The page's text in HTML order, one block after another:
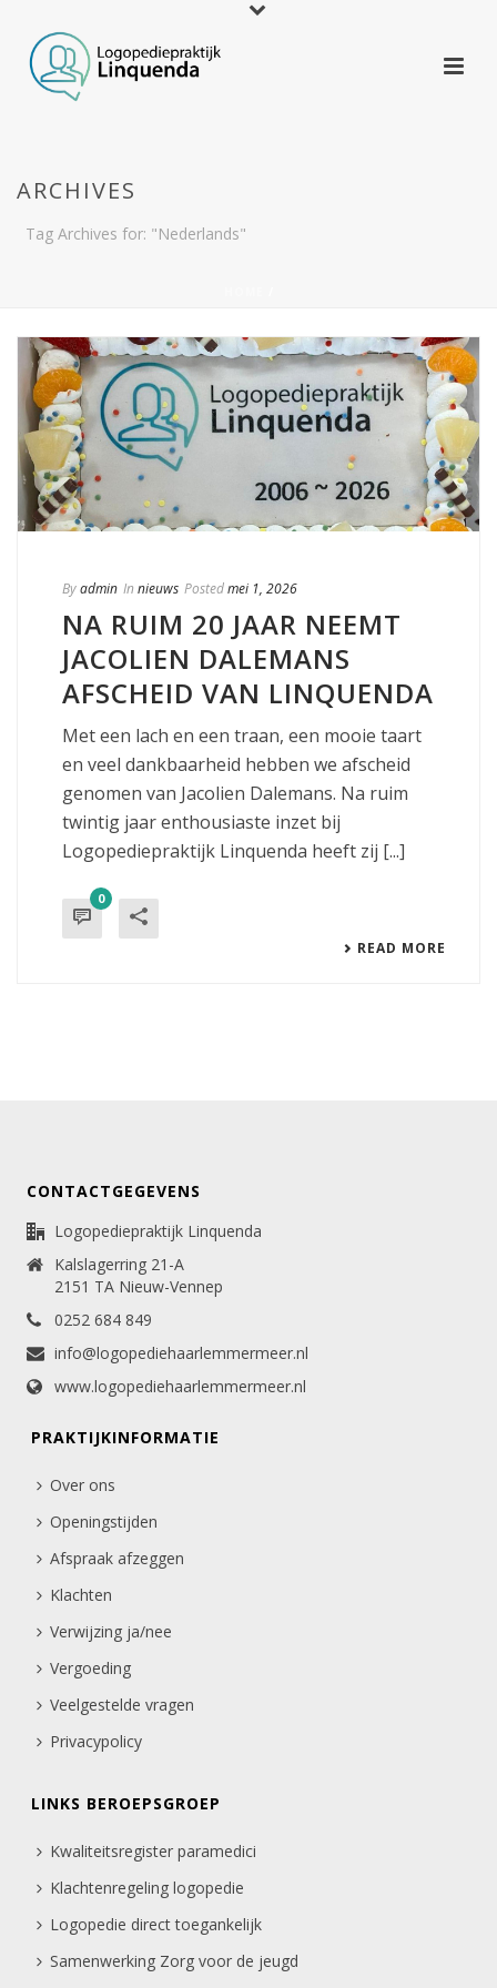
ARCHIVES
Tag Archives for: "Nederlands"
Byadmin In nieuws Postedmei 1, 2026
NA RUIM 20 JAAR NEEMT
JACOLIEN DALEMANS
AFSCHEID VAN LINQUENDA
Met een lach en een traan, een mooie taart
en veel dankbaarheid hebben we afscheid
genomen van Jacolien Dalemans. Na ruim
twintig jaar enthousiaste inzet bij
Logopediepraktijk Linquenda heeft zij [...]
0
READ MORE
CONTACTGEGEVENS
Logopediepraktijk Linquenda
Kalslagerring 21-A
2151 TA Nieuw-Vennep
0252 684 849
info@logopediehaarlemmermeer.nl
www.logopediehaarlemmermeer.nl
PRAKTIJKINFORMATIE
Over ons
Openingstijden
Afspraak afzeggen
Klachten
Verwijzing ja/nee
Vergoeding
Veelgestelde vragen
Privacypolicy
LINKS BEROEPSGROEP
Kwaliteitsregister paramedici
Klachtenregeling logopedie
Logopedie direct toegankelijk
Samenwerking Zorg voor de jeugd